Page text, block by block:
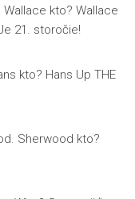
kto? Wallace
21. storočie!
kto? Hans Up THE
Sherwood kto?